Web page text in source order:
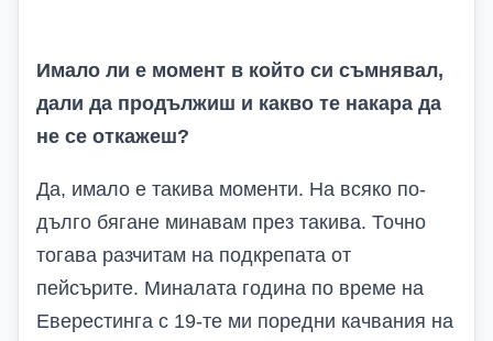
Имало ли е момент в който си съмнявал,
дали да продължиш и какво те накара да
не се откажеш?
Да, имало е такива моменти. На всяко по-
дълго бягане минавам през такива. Точно
тогава разчитам на подкрепата от
пейсърите. Миналата година по време на
Еверестинга с 19-те ми поредни качвания на